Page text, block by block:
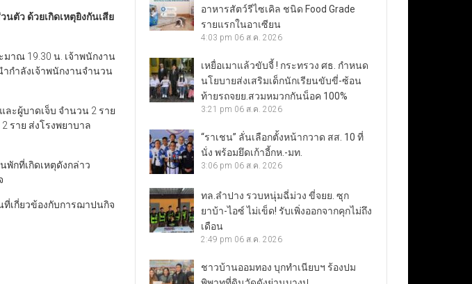
ตัว ด้วยเกิดเหตุยิงกันเสีย
มาณ 19.30 น. เจ้าพนักงาน
กำลังเจ้าพนักงานจำนวน
ะผู้บาดเจ็บ จำนวน 2 ราย
ราย ส่งโรงพยาบาล
พักที่เกิดเหตุดังกล่าว
เกี่ยวข้องกับการฌาปนกิจ
อาหารสัตว์รีไซเคิล ชนิด Food Grade
รายแรกในอาเซียน
4:03 pm 06 ส.ค. 2026
เหยื่อเมาแล้วขับจี้ ! กระทรวง ศธ. กำหนด
นโยบายส่งเสริมเด็กนักเรียนขับขี่-ซ้อน
ท้ายรถจยย.สวมหมวกกันน็อค 100%
3:21 pm 06 ส.ค. 2026
“ราเชน” ลั่นเลือกตั้งหน้ากวาด สส. 10 ที่
นั่ง พร้อมยึดเก้าอี้กห.-มท.
3:06 pm 06 ส.ค. 2026
ทล.ลำปาง รวบหนุ่มฉี่ม่วง ขี่จยย. ซุก
ยาบ้า-ไอซ์ ไม่เข็ด! รับเพิ่งออกจากคุกไม่ถึง
เดือน
2:49 pm 06 ส.ค. 2026
ชาวบ้านออมทอง บุกทำเนียบฯ ร้องปม